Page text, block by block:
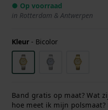
● Op voorraad
in Rotterdam & Antwerpen
Kleur - Bicolor
Band gratis op maat? Wat
hoe meet ik mijn polsmaat?